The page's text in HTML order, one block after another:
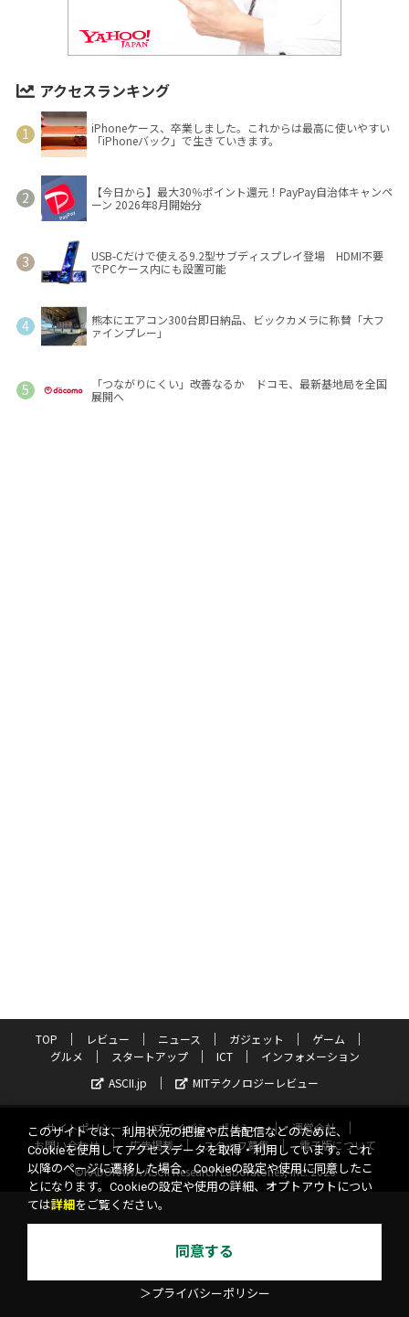
アクセスランキング
iPhoneケース、卒業しました。これからは最高に使いやすい
「iPhoneバック」で生きていきます。
【今日から】最大30％ポイント還元！PayPay自治体キャンペ
ーン 2026年8月開始分
USB-Cだけで使える9.2型サブディスプレイ登場 HDMI不要
でPCケース内にも設置可能
熊本にエアコン300台即日納品、ビックカメラに称賛「大フ
ァインプレー」
「つながりにくい」改善なるか ドコモ、最新基地局を全国
展開へ
TOP レビュー ニュース ガジェット
ゲーム
グルメ
スタートアップ ICT
インフォメーション
ASCII.jp
MITテクノロジーレビュー
サイトポリシー プライバシーポリシー
運営会社
お問い合わせ
広告掲載 スタッフ募集
電子版について
©KADOKAWA ASCII Research Laboratories, Inc. 2026
このサイトでは、利用状況の把握や広告配信などのために、
Cookieを使用してアクセスデータを取得・利用しています。これ
以降のページに遷移した場合、Cookieの設定や使用に同意したこ
とになります。Cookieの設定や使用の詳細、オプトアウトについ
ては詳細 をご覧ください。
同意する
＞プライバシーポリシー